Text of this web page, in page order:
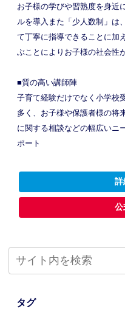
お子様の学びや習熟度を身近
ルを導入また「少人数制」は
て丁寧に指導できることに加
ぶことによりお子様の社会性
■質の高い講師陣
子育て経験だけでなく小学校
多く、お子様や保護者様の将
に関する相談などの幅広いニ
ポート
詳
公
タグ